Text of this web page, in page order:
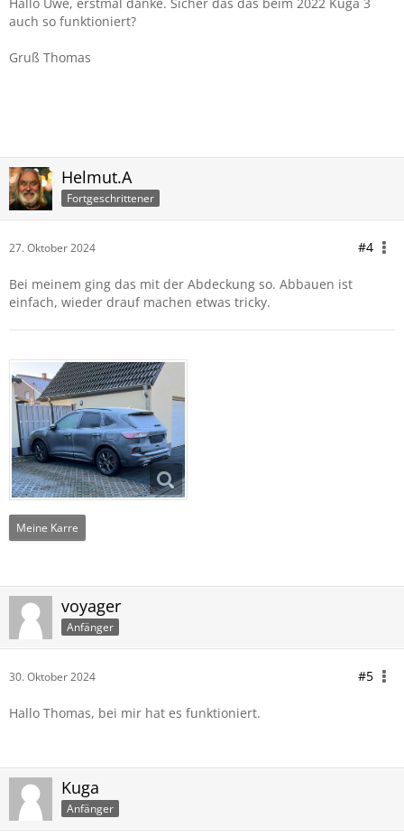
auch so funktioniert?
Gruß Thomas
Helmut.A
Fortgeschrittener
27. Oktober 2024 #4
Bei meinem ging das mit der Abdeckung so. Abbauen ist
einfach, wieder drauf machen etwas tricky.
Meine Karre
voyager
Anfänger
30. Oktober 2024 #5
Hallo Thomas, bei mir hat es funktioniert.
Kuga
Anfänger